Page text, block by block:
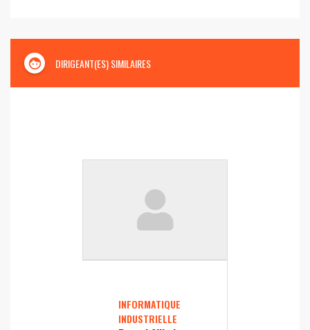
face DIRIGEANT(ES) SIMILAIRES
INFORMATIQUE
INDUSTRIELLE